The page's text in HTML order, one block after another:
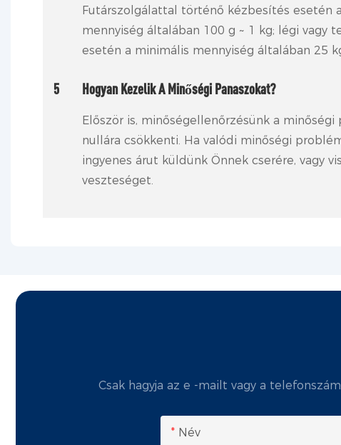
Futárszolgálattal történő kézbesítés esetén
mennyiség általában 100 g ~ 1 kg; légi vagy
esetén a minimális mennyiség általában 25
5 Hogyan Kezelik A Minőségi Panaszokat?
Először is, minőségellenőrzésünk a minőségi
nullára csökkenti. Ha valódi minőségi
ingyenes árut küldünk Önnek cserére, vagy
veszteséget.
Csak hagyja az e -mailt vagy a
Név